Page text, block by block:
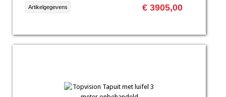
€ 3905,00
Artikelgegevens